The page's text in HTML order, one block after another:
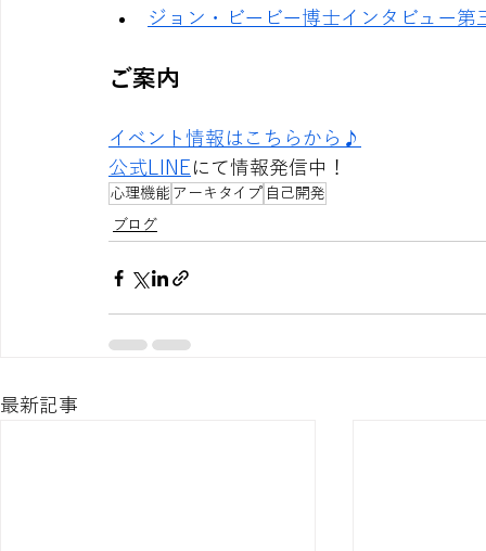
ジョン・ビービー博士インタビュー第
ご案内
イベント情報はこちらから♪
公式LINE にて情報発信中！
心理機能 アーキタイプ 自己開発
ブログ
最新記事